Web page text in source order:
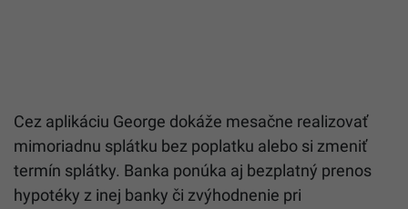
Cez aplikáciu George dokáže mesačne realizovať
mimoriadnu splátku bez poplatku alebo si zmeniť
termín splátky. Banka ponúka aj bezplatný prenos
hypotéky z inej banky či zvýhodnenie pri